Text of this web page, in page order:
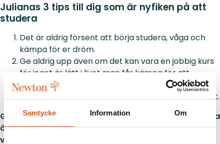
Samtycke Information Om
Julianas 3 tips till dig som är nyfiken på att
studera
Det är aldrig försent att börja studera, våga och
kämpa för er dröm.
Ge aldrig upp även om det kan vara en jobbig kurs
för inget är lätt i livet man får kämpa för att
komma ditt man vill.
Nätverka och delta i mässor så mycket som möjligt.
Genom att våga följa sin passion har Juliana inte bara
öppnat nya dörrar för sig själv utan också visat
vägen för andra som drömmer om att göra